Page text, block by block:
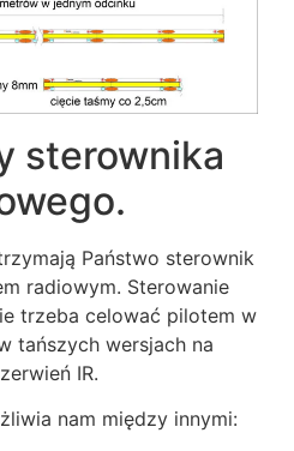
sterownika
Państwo sterownik
radiowym. Sterowanie
trzeba celować pilotem w
tańszych wersjach na
IR.
nam między innymi: